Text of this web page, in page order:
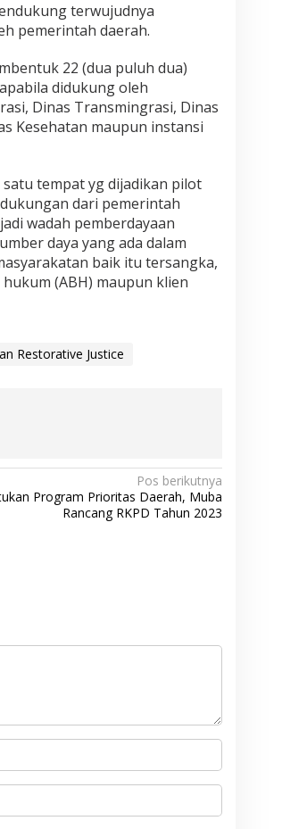
terwujudnya
pemerintah daerah.
22 (dua puluh dua)
didukung oleh
Dinas Transmingrasi, Dinas
Kesehatan maupun instansi
tempat yg dijadikan pilot
dari pemerintah
wadah pemberdayaan
daya yang ada dalam
baik itu tersangka,
(ABH) maupun klien
Restorative Justice
Pos berikutnya
Program Prioritas Daerah, Muba
Rancang RKPD Tahun 2023